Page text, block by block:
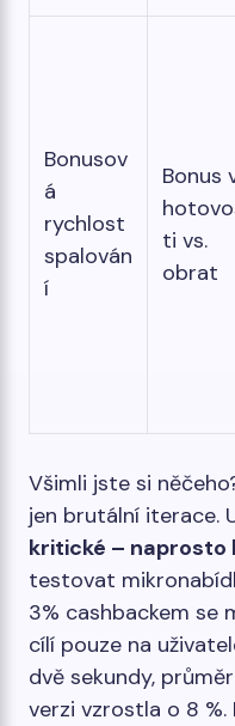
Bonusov
á
rychlost
spalován
í
Bonus
ti vs.
obrat
Všimli jste si
jen brutální iterace.
kritické – naprosto
testovat
3% cashbackem se
cílí pouze na
dvě sekundy,
verzi vzrostla o 8